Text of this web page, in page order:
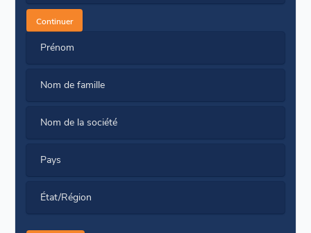
Continuer
Prénom
Nom de famille
Nom de la société
Pays
État/Région